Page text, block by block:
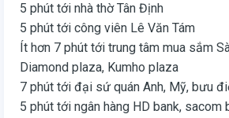
5 phút tới nhà thờ Tân Định
5 phút tới công viên Lê Văn Tám
Ít hơn 7 phút tới trung tâm mua sắm
Diamond plaza, Kumho plaza
7 phút tới đại sứ quán Anh, Mỹ, bưu
5 phút tới ngân hàng HD bank, sacom